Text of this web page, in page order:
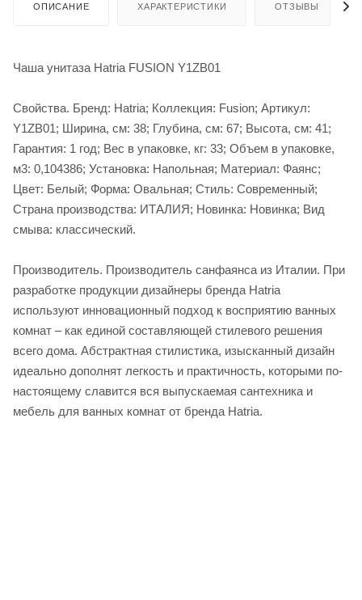
ОПИСАНИЕ ХАРАКТЕРИСТИКИ ОТЗЫВЫ
Чаша унитаза Hatria FUSION Y1ZB01
Свойства. Бренд: Hatria; Коллекция: Fusion; Артикул:
Y1ZB01; Ширина, см: 38; Глубина, см: 67; Высота, см: 41;
Гарантия: 1 год; Вес в упаковке, кг: 33; Объем в упаковке,
м3: 0,104386; Установка: Напольная; Материал: Фаянс;
Цвет: Белый; Форма: Овальная; Стиль: Современный;
Страна производства: ИТАЛИЯ; Новинка: Новинка; Вид
смыва: классический.
Производитель. Производитель санфаянса из Италии. При
разработке продукции дизайнеры бренда Hatria
используют инновационный подход к восприятию ванных
комнат – как единой составляющей стилевого решения
всего дома. Абстрактная стилистика, изысканный дизайн
идеально дополнят легкость и практичность, которыми по-
настоящему славится вся выпускаемая сантехника и
мебель для ванных комнат от бренда Hatria.